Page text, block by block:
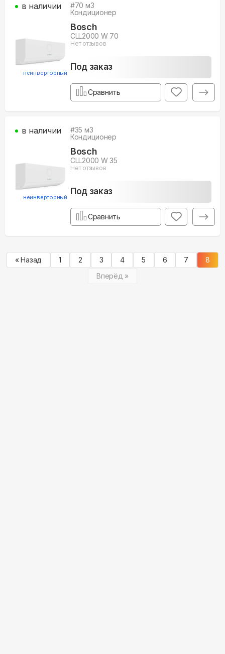
неинверторный
#70 м3
Кондиционер
Bosch
CLL2000 W 70
Нет отзывов
Под заказ
в наличии
Сравнить
неинверторный
#35 м3
Кондиционер
Bosch
CLL2000 W 35
Нет отзывов
Под заказ
в наличии
Сравнить
« Назад 1 2 3 4 5 6 7
8
Вперёд »